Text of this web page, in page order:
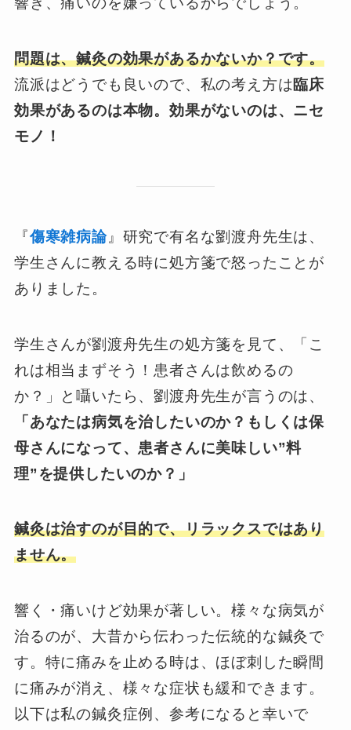
問題は、鍼灸の効果があるかないか？です。
流派はどうでも良いので、私の考え方は臨床
効果があるのは本物。効果がないのは、ニセ
モノ！
『傷寒雑病論』研究で有名な劉渡舟先生は、
学生さんに教える時に処方箋で怒ったことが
ありました。
学生さんが劉渡舟先生の処方箋を見て、「こ
れは相当まずそう！患者さんは飲めるの
か？」と囁いたら、劉渡舟先生が言うのは、
「あなたは病気を治したいのか？ もしくは保
母さんになって、患者さんに美味しい”料
理”を提供したいのか？」
鍼灸は治すのが目的で、リラックスではあり
ません。
響く・痛いけど効果が著しい。様々な病気が
治るのが、大昔から伝わった伝統的な鍼灸で
す。特に痛みを止める時は、ほぼ刺した瞬間
に痛みが消え、様々な症状も緩和できます。
以下は私の鍼灸症例、参考になると幸いで